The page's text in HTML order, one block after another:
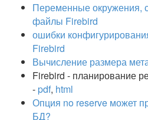
Переменные окружения,
файлы Firebird
ошибки
Firebird
Вычисление размера
Firebird - планирование
- pdf, html
Опция no reserve может
БД?